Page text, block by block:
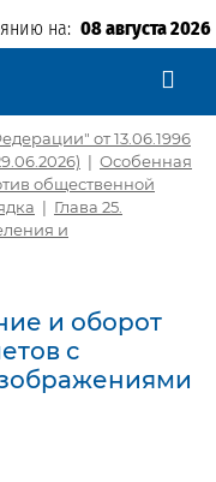
на: 08 августа 2026
от 13.06.1996
| Особенная
общественной
| Глава 25.
и
и оборот
с